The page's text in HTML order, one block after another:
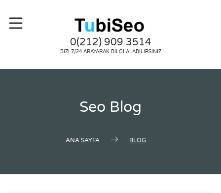
0(212) 909 3514
BIZI 7/24 ARAYARAK BILGI ALABILIRSINIZ
Seo Blog
ANA SAYFA BLOG